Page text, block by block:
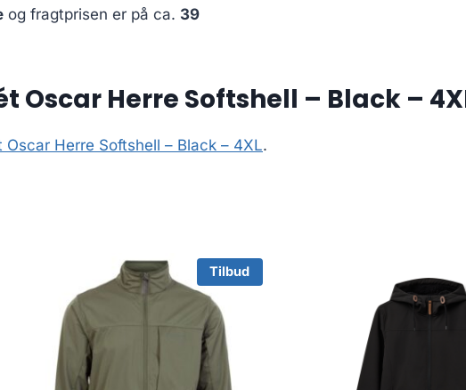
og fragtprisen er på ca. 39
Oscar Herre Softshell – Black –
Herre Softshell – Black – 4XL.
Tilbud